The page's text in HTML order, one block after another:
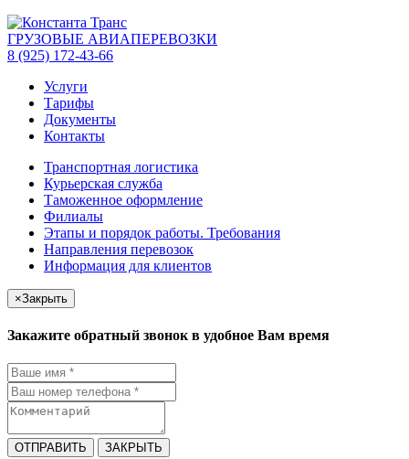
ГРУЗОВЫЕ АВИАПЕРЕВОЗКИ
8 (925) 172-43-66
Услуги
Тарифы
Документы
Контакты
Транспортная логистика
Курьерская служба
Таможенное оформление
Филиалы
Этапы и порядок работы. Требования
Направления перевозок
Информация для клиентов
×Закрыть
Закажите обратный звонок в удобное Вам время
ОТПРАВИТЬ ЗАКРЫТЬ